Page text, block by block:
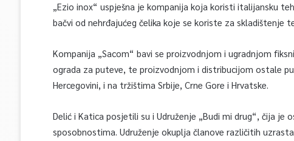
„Ezio inox“ uspješna je kompanija koja koristi italijansku
bačvi od nehrđajućeg čelika koje se koriste za skladištenje
Kompanija „Sacom“ bavi se proizvodnjom i ugradnjom
ograda za puteve, te proizvodnjom i distribucijom ostale
Hercegovini, i na tržištima Srbije, Crne Gore i Hrvatske.
Delić i Katica posjetili su i Udruženje „Budi mi drug“, čija
sposobnostima. Udruženje okuplja članove različitih